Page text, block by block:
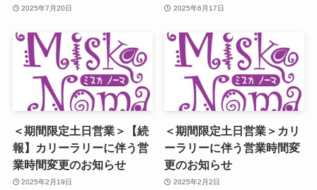
2025年7月20日 2025年6月17日
＜期間限定土日営業＞【続
報】カリーラリーに伴う営
業時間変更のお知らせ
2025年2月19日
＜期間限定土日営業＞カリ
ーラリーに伴う営業時間変
更のお知らせ
2025年2月2日